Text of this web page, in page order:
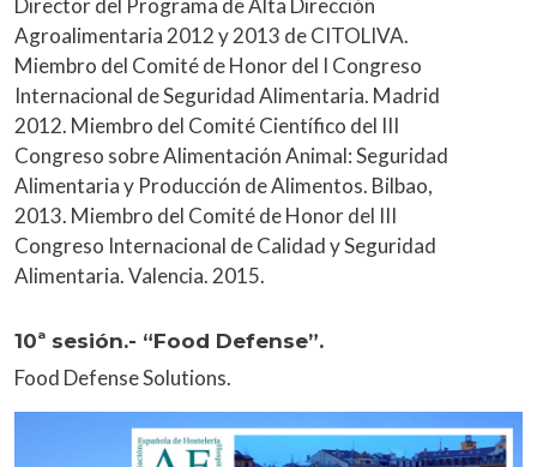
Director del Programa de Alta Dirección
Agroalimentaria 2012 y 2013 de CITOLIVA.
Miembro del Comité de Honor del I Congreso
Internacional de Seguridad Alimentaria. Madrid
2012. Miembro del Comité Científico del III
Congreso sobre Alimentación Animal: Seguridad
Alimentaria y Producción de Alimentos. Bilbao,
2013. Miembro del Comité de Honor del III
Congreso Internacional de Calidad y Seguridad
Alimentaria. Valencia. 2015.
10ª sesión.- “Food Defense”.
Food Defense Solutions.